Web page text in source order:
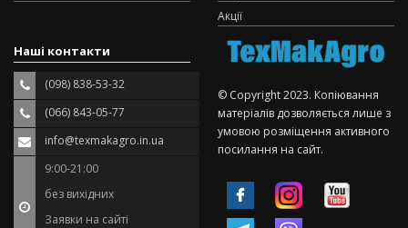
Акції
Наші контакти
(098) 838-53-32
(066) 843-05-77
info@texmakagro.in.ua
9:00-21:00
без вихідних
Заявки на сайті
© Copyright 2023. Копіювання
матеріалів дозволяється лише з
умовою розміщення активного
посилання на сайт.